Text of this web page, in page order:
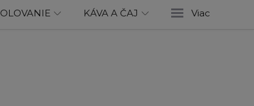
KÁVA A ČAJ Viac